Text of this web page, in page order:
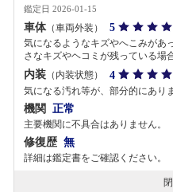
鑑定日 2026-01-15
車体（車両外装） 5
気になるようなキズやへこみがあ
さなキズやヘコミが残っている場
内装 （内装状態） 4
気になる汚れ等が、部分的にあり
機関 正常
主要機関に不具合はありません。
修復歴 無
詳細は鑑定書をご確認ください。